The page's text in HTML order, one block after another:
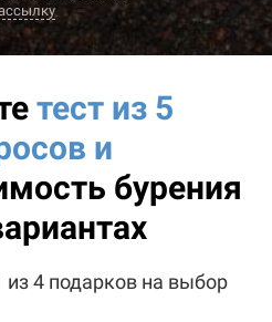
тест из 5
и
бурения
4 подарков на выбор